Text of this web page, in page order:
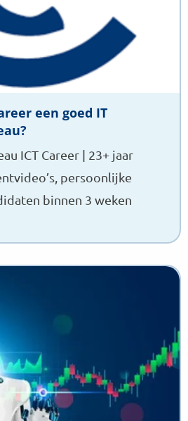
een goed IT
ICT Career | 23+ jaar
persoonlijke
binnen 3 weken